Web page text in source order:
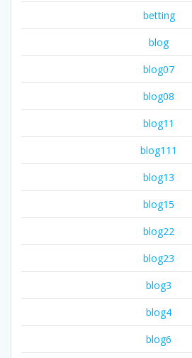
betting
blog
blog07
blog08
blog11
blog111
blog13
blog15
blog22
blog23
blog3
blog4
blog6